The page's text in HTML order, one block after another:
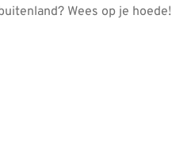
Wees op je hoede!